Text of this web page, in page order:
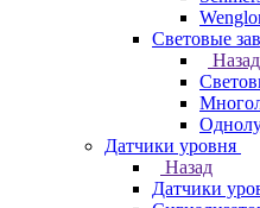
Световые
Назад
Датчики уровня
Назад
Датчики